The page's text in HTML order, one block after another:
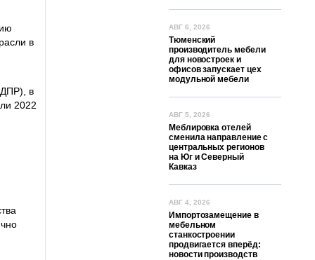
в
в
2022
АВГ 6, 2026
Тюменский
производитель мебели
для новостроек и
офисов запускает цех
модульной мебели
АВГ 5, 2026
Меблировка отелей
сменила направление с
центральных регионов
на Юг и Северный
Кавказ
АВГ 4, 2026
Импортозамещение в
мебельном
станкостроении
продвигается вперёд:
новости производств